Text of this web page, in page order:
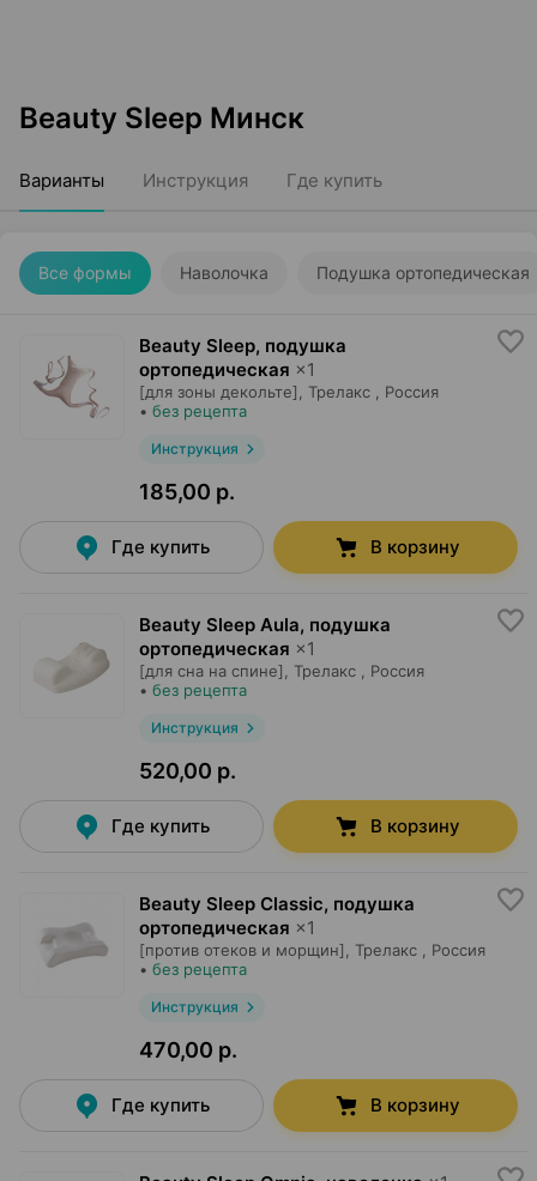
Beauty Sleep Минск
Варианты Инструкция Где купить
Все формы Наволочка Подушка ортопедическая
Beauty Sleep, подушка
ортопедическая ×1
[для зоны декольте], Трелакс
, Россия
• без рецепта
Инструкция
185,00 р.
Где купить В корзину
Beauty Sleep Aula, подушка
ортопедическая ×1
[для сна на спине], Трелакс
, Россия
• без рецепта
Инструкция
520,00 р.
Где купить В корзину
Beauty Sleep Classic, подушка
ортопедическая ×1
[против отеков и морщин], Трелакс
, Россия
• без рецепта
Инструкция
470,00 р.
Где купить В корзину